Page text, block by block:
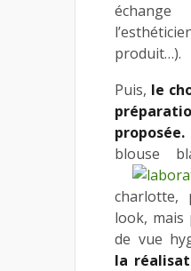
produit…).
Puis, le
proposée.
blouse
look, mais
de vue
la